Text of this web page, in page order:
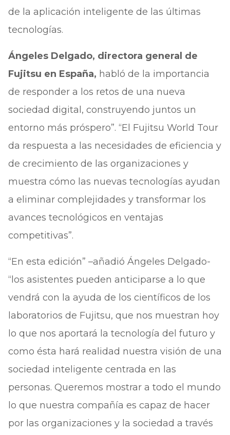
de la aplicación inteligente de las últimas
tecnologías.
Ángeles Delgado, directora general de
Fujitsu en España, habló de la importancia
de responder a los retos de una nueva
sociedad digital, construyendo juntos un
entorno más próspero”. “El Fujitsu World Tour
da respuesta a las necesidades de eficiencia y
de crecimiento de las organizaciones y
muestra cómo las nuevas tecnologías ayudan
a eliminar complejidades y transformar los
avances tecnológicos en ventajas
competitivas”.
“En esta edición” –añadió Ángeles Delgado-
“los asistentes pueden anticiparse a lo que
vendrá con la ayuda de los científicos de los
laboratorios de Fujitsu, que nos muestran hoy
lo que nos aportará la tecnología del futuro y
como ésta hará realidad nuestra visión de una
sociedad inteligente centrada en las
personas. Queremos mostrar a todo el mundo
lo que nuestra compañía es capaz de hacer
por las organizaciones y la sociedad a través